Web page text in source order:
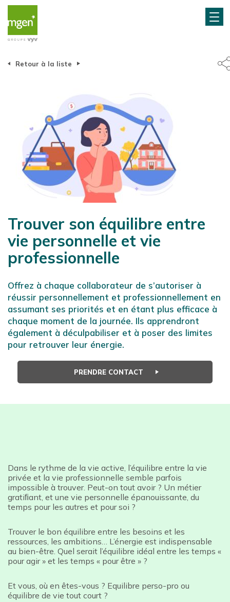
Retour à la liste
Trouver son équilibre entre
vie personnelle et vie
professionnelle
Offrez à chaque collaborateur de s’autoriser à
réussir personnellement et professionnellement en
assumant ses priorités et en étant plus efficace à
chaque moment de la journée. Ils apprendront
également à déculpabiliser et à poser des limites
pour retrouver leur énergie.
PRENDRE CONTACT
Dans le rythme de la vie active, l’équilibre entre la vie
privée et la vie professionnelle semble parfois
impossible à trouver. Peut-on tout avoir ? Un métier
gratiﬁant, et une vie personnelle épanouissante, du
temps pour les autres et pour soi ?
Trouver le bon équilibre entre les besoins et les
ressources, les ambitions… L’énergie est indispensable
au bien-être. Quel serait l’équilibre idéal entre les temps «
pour agir » et les temps « pour être » ?
Et vous, où en êtes-vous ? Equilibre perso-pro ou
équilibre de vie tout court ?